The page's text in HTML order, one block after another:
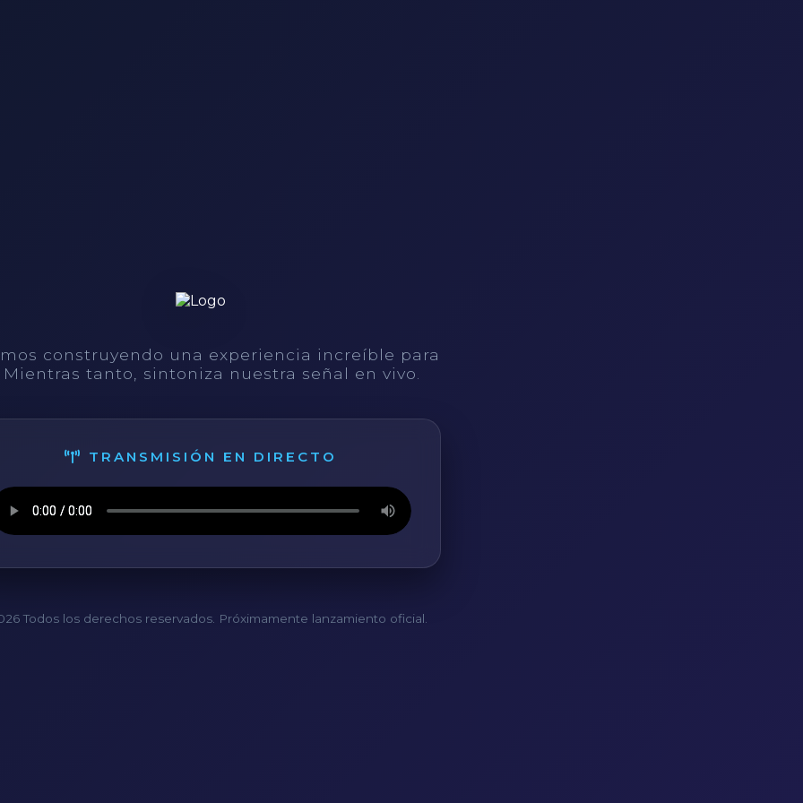
construyendo una experiencia increíble para
tanto, sintoniza nuestra señal en vivo.
TRANSMISIÓN EN DIRECTO
Todos los derechos reservados. Próximamente lanzamiento oficial.